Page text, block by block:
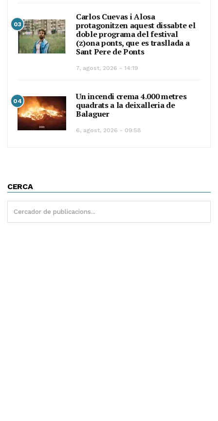
03
Carlos Cuevas i Alosa
protagonitzen aquest dissabte el
doble programa del festival
(z)ona ponts, que es trasllada a
Sant Pere de Ponts
7, agost, 2026 - 14:19
04
Un incendi crema 4.000 metres
quadrats a la deixalleria de
Balaguer
6, agost, 2026 - 09:58
CERCA